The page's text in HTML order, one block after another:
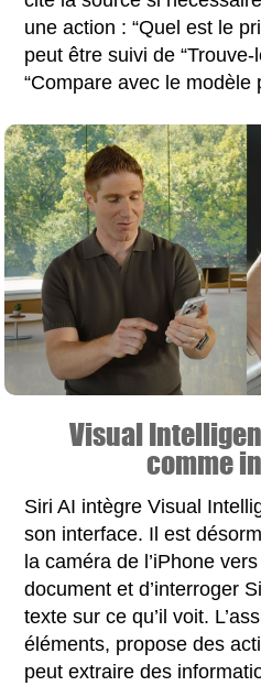
une action : “Quel est le
peut être suivi de “Trouve-
“Compare avec le modèle
Visual
comme
Siri AI intègre Visual
son interface. Il est
la caméra de l’iPhone
document et d’interroger
texte sur ce qu’il voit.
éléments, propose des
peut extraire des